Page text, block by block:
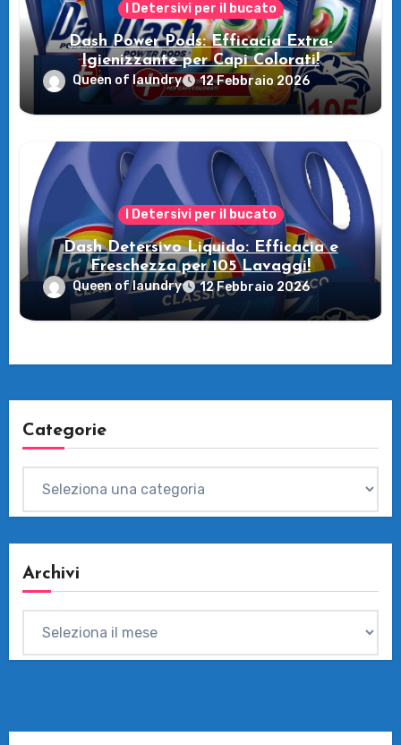
I Detersivi per il bucato
Dash Power Pods: Efficacia Extra-
Igienizzante per Capi Colorati!
Queen of laundry 12 Febbraio 2026
I Detersivi per il bucato
Dash Detersivo Liquido: Efficacia e
Freschezza per 105 Lavaggi!
Queen of laundry 12 Febbraio 2026
Categorie
Archivi